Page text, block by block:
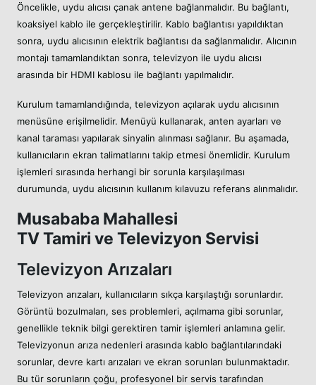
Öncelikle, uydu alıcısı çanak antene bağlanmalıdır. Bu bağlantı,
koaksiyel kablo ile gerçekleştirilir. Kablo bağlantısı yapıldıktan
sonra, uydu alıcısının elektrik bağlantısı da sağlanmalıdır. Alıcının
montajı tamamlandıktan sonra, televizyon ile uydu alıcısı
arasında bir HDMI kablosu ile bağlantı yapılmalıdır.
Kurulum tamamlandığında, televizyon açılarak uydu alıcısının
menüsüne erişilmelidir. Menüyü kullanarak, anten ayarları ve
kanal taraması yapılarak sinyalin alınması sağlanır. Bu aşamada,
kullanıcıların ekran talimatlarını takip etmesi önemlidir. Kurulum
işlemleri sırasında herhangi bir sorunla karşılaşılması
durumunda, uydu alıcısının kullanım kılavuzu referans alınmalıdır.
Musababa Mahallesi
TV Tamiri ve Televizyon Servisi
Televizyon Arızaları
Televizyon arızaları, kullanıcıların sıkça karşılaştığı sorunlardır.
Görüntü bozulmaları, ses problemleri, açılmama gibi sorunlar,
genellikle teknik bilgi gerektiren tamir işlemleri anlamına gelir.
Televizyonun arıza nedenleri arasında kablo bağlantılarındaki
sorunlar, devre kartı arızaları ve ekran sorunları bulunmaktadır.
Bu tür sorunların çoğu, profesyonel bir servis tarafından